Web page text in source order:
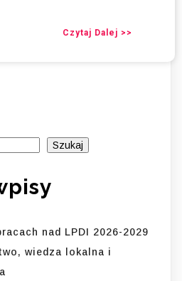
Czytaj Dalej >>
Szukaj
nad LPDI 2026-2029
wiedza lokalna i